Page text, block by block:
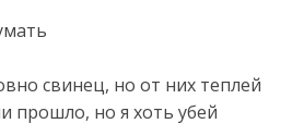
свинец, но от них теплей
прошло, но я хоть убей